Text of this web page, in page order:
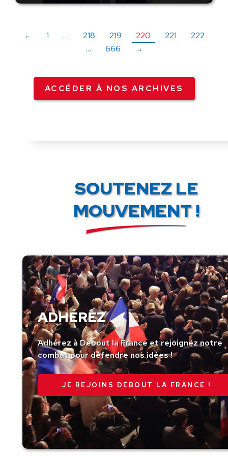
← 1 … 218 219 220 221
222
…
666 →
ACCÉDER À NOS ARCHIVES
SOUTENEZ LE
MOUVEMENT !
ADHÉREZ
Adhérez à Debout la France et rejoignez notre
combat pour défendre nos idées !
JE REJOINS DEBOUT LA FRANCE !